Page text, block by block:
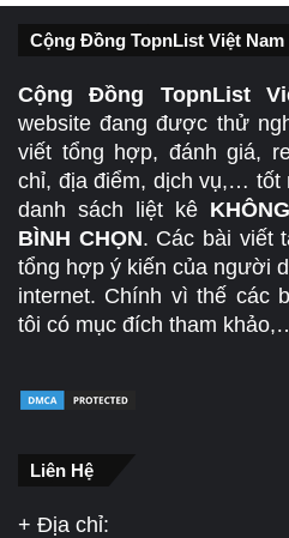
Cộng Đồng TopnList Việt Nam
Cộng Đồng TopnList
website đang được thử
viết tổng hợp, đánh giá,
chỉ, địa điểm, dịch vụ,… tốt
danh sách liệt kê
BÌNH CHỌN. Các bài viết
tổng hợp ý kiến của người
internet. Chính vì thế các
tôi có mục đích tham
Liên Hệ
+ Địa chỉ: